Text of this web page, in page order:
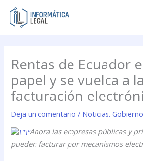
contenido
Rentas de Ecuador
papel y se vuelca a la
facturación
Deja un comentario / Noticias.
Ahora las empresas públicas y
pueden facturar por mecanismos